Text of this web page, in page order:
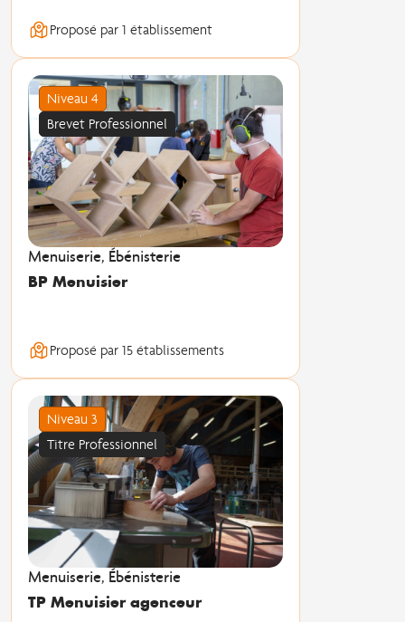
Proposé par 1 établissement
Niveau 4
Brevet Professionnel
Menuiserie, Ébénisterie
BP Menuisier
Proposé par 15 établissements
Niveau 3
Titre Professionnel
Menuiserie, Ébénisterie
TP Menuisier agenceur